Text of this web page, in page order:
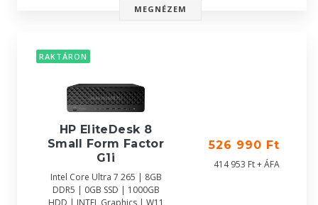
MEGNÉZEM
RAKTÁRON
HP EliteDesk 8
Small Form Factor
G1i
Intel Core Ultra 7 265 | 8GB
DDR5 | 0GB SSD | 1000GB
HDD | INTEL Graphics | W11
526 990 Ft
414 953 Ft + ÁFA